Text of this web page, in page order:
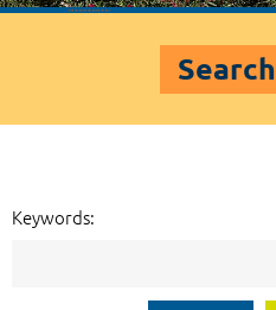
Search
Keywords: